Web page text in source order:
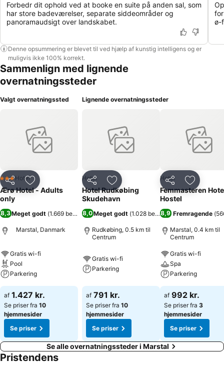
Forbedr dit ophold ved at booke en suite på anden sal, som
har store badeværelser, separate siddeområder og
panoramaudsigt over landskabet.
ø-
Denne opsummering er blevet til ved hjælp af kunstig intelligens og er
muligvis ikke 100% korrekt.
Sammenlign med lignende
overnatningssteder
Valgt overnatningssted
Del Føj til favoritter
3 Stjerner
Hotel
Ærø Hotel - Adults
only
8,3Meget godt (1.669 bedømmelser)
Marstal, Danmark
Gratis wi-fi
Pool
Parkering
af 1.427 kr.
Se priser fra 10
hjemmesider
Se priser
Lignende overnatningssteder
Del Føj til favoritter
Hotel
Hotel Rudkøbing
Skudehavn
8,0Meget godt (1.028 bedømmelser)
Rudkøbing, 0.5 km til
Centrum
Gratis wi-fi
Parkering
af 791 kr.
Se priser fra 10
hjemmesider
Se priser
Del Føj til
Hotel
Femmasteren
Hostel
8,9 Fremragende (
Marstal, 0.4 km til
Centrum
Gratis wi-fi
Spa
Parkering
af 992 kr.
Se priser fra 3
hjemmesider
Se priser
Se alle overnatningssteder i Marstal
Pristendens